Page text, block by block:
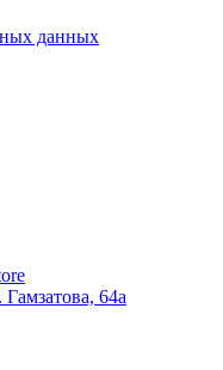
данных
64а